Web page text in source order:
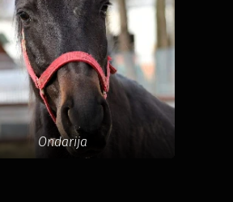
Ondarija